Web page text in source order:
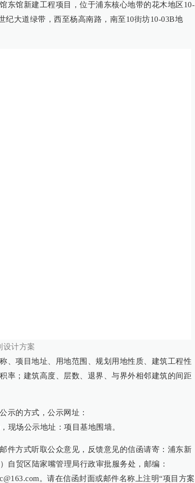
东馆新建工程项目，位于浦东核心地带的花木地区10-
纪大道绿带，西至杨高南路，南至10街坊10-03B地
设计方案
、项目地址、用地范围、规划用地性质、建筑工程性
率；建筑高度、层数、退界、与界外相邻建筑的间距
示的方式，公示网址：
现场公示地址：项目基地围墙。
件方式听取公众意见，反馈意见的信函请寄：浦东新
自贸区陆家嘴管理局行政审批服务处，邮编：
。请在信函封面或邮件名称上注明“项目方案